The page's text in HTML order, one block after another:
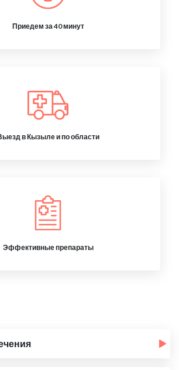
Приедем за 40 минут
в Кызыле и по области
Эффективные препараты